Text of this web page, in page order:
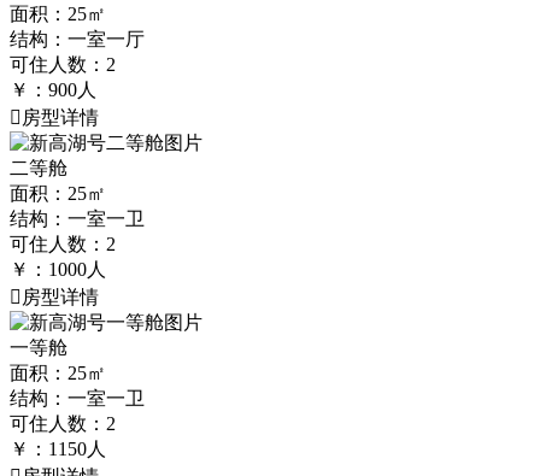
面积：25㎡
结构：一室一厅
可住人数：2
￥： 900人
房型详情
二等舱
面积：25㎡
结构：一室一卫
可住人数：2
￥： 1000人
房型详情
一等舱
面积：25㎡
结构：一室一卫
可住人数：2
￥： 1150人